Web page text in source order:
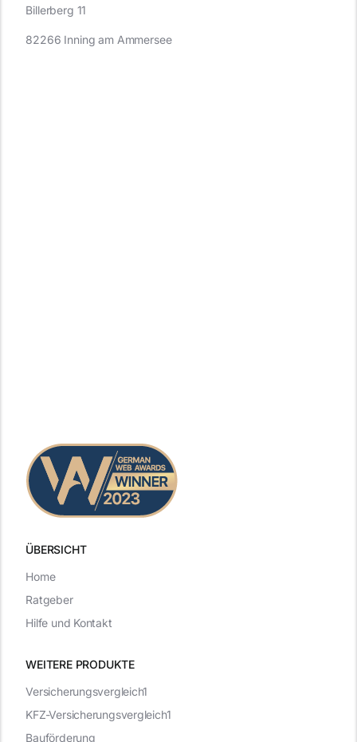
ÜBERSICHT
WEITERE PRODUKTE
Billerberg 11
82266 Inning am Ammersee
Versicherungsvergleich1
KFZ-Versicherungsvergleich1
Bauförderung
Home
Ratgeber
Hilfe und Kontakt